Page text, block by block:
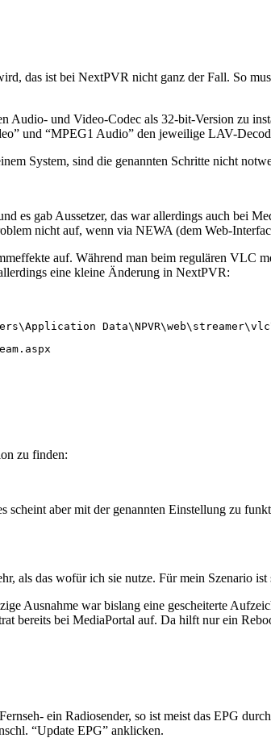
das ist bei NextPVR nicht ganz der Fall. So
Audio- und Video-Codec als 32-bit-Version zu
und “MPEG1 Audio” den jeweilige LAV-
System, sind die genannten Schritte nicht
gab Aussetzer, das war allerdings auch bei
nicht auf, wenn via NEWA (dem Web-
auf. Während man beim regulären VLC
eine kleine Änderung in NextPVR:
zu finden:
aber mit der genannten Einstellung zu
das wofür ich sie nutze. Für mein Szenario
Ausnahme war bislang eine gescheiterte
bereits bei MediaPortal auf. Da hilft nur ein
ein Radiosender, so ist meist das EPG
“Update EPG” anklicken.